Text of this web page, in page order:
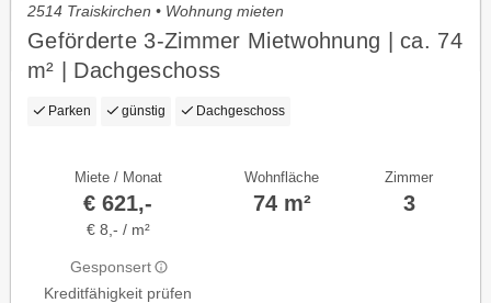
2514 Traiskirchen • Wohnung mieten
Geförderte 3-Zimmer Mietwohnung | ca. 74
m² | Dachgeschoss
Parken günstig Dachgeschoss
Miete / Monat
€ 621,-
€ 8,- / m²
Gesponsert
Kreditfähigkeit prüfen
Wohnfläche
74 m²
Zimmer
3